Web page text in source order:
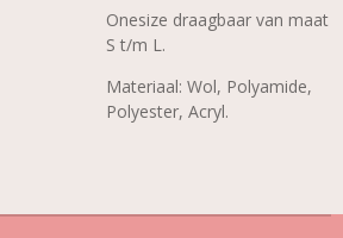
Onesize draagbaar van maat
S t/m L.
Materiaal: Wol, Polyamide,
Polyester, Acryl.